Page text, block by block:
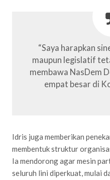
“Saya harapkan
maupun legislatif
membawa NasDem
empat besar di
Idris juga memberikan
membentuk struktur
Ia mendorong agar mesin
seluruh lini diperkuat, mulai